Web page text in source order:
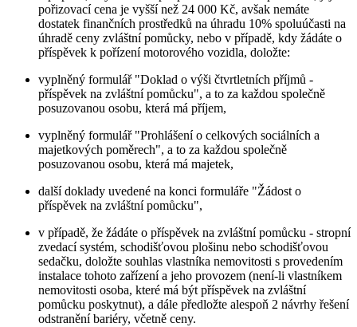
pořizovací cena je vyšší než 24 000 Kč, avšak nemáte
dostatek finančních prostředků na úhradu 10% spoluúčasti na
úhradě ceny zvláštní pomůcky, nebo v případě, kdy žádáte o
příspěvek k pořízení motorového vozidla, doložte:
vyplněný formulář "Doklad o výši čtvrtletních příjmů -
příspěvek na zvláštní pomůcku", a to za každou společně
posuzovanou osobu, která má příjem,
vyplněný formulář "Prohlášení o celkových sociálních a
majetkových poměrech", a to za každou společně
posuzovanou osobu, která má majetek,
další doklady uvedené na konci formuláře "Žádost o
příspěvek na zvláštní pomůcku",
v případě, že žádáte o příspěvek na zvláštní pomůcku - stropní
zvedací systém, schodišťovou plošinu nebo schodišťovou
sedačku, doložte souhlas vlastníka nemovitosti s provedením
instalace tohoto zařízení a jeho provozem (není-li vlastníkem
nemovitosti osoba, které má být příspěvek na zvláštní
pomůcku poskytnut), a dále předložte alespoň 2 návrhy řešení
odstranění bariéry, včetně ceny.